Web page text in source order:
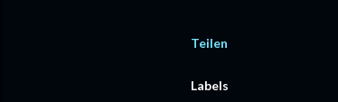
Teilen
Labels